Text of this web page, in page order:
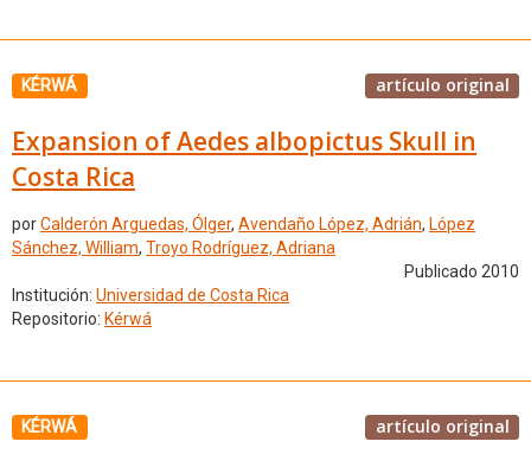
KÉRWÁ artículo original
Expansion of Aedes albopictus Skull in
Costa Rica
porCalderón Arguedas, Ólger, Avendaño López, Adrián, López
Sánchez, William, Troyo Rodríguez, Adriana
Publicado 2010
Institución: Universidad de Costa Rica
Repositorio: Kérwá
KÉRWÁ artículo original